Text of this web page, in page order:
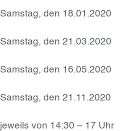
Samstag, den 18.01.2020
Samstag, den 21.03.2020
Samstag, den 16.05.2020
Samstag, den 21.11.2020
jeweils von 14:30 – 17 Uhr